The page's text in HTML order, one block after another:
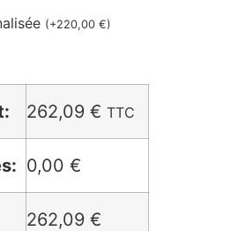
(+220,00 €)
262,09 € TTC
0,00 €
262,09 €